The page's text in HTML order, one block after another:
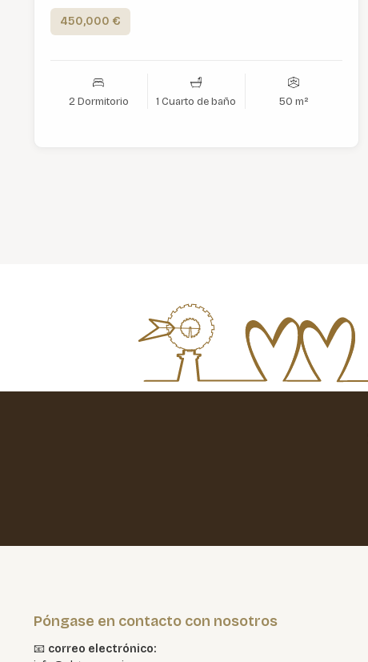
450,000 €
2 Dormitorio 1 Cuarto de baño 50 m²
Póngase en contacto con nosotros
📧 correo electrónico: